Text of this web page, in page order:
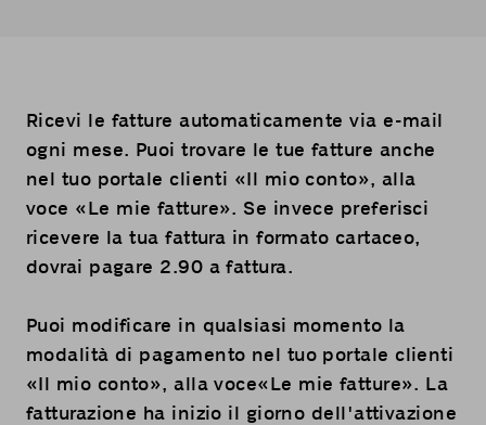
Ricevi le fatture automaticamente via e-mail
ogni mese. Puoi trovare le tue fatture anche
nel tuo portale clienti «Il mio conto», alla
voce «Le mie fatture». Se invece preferisci
ricevere la tua fattura in formato cartaceo,
dovrai pagare 2.90 a fattura.
Puoi modificare in qualsiasi momento la
modalità di pagamento nel tuo portale clienti
«Il mio conto», alla voce«Le mie fatture». La
fatturazione ha inizio il giorno dell'attivazione